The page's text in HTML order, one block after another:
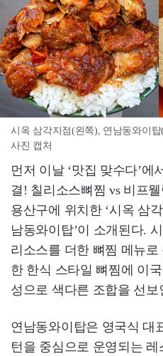
시옥 삼각지점(왼쪽), 연남동와이
사진 캡처
먼저 이날 ‘맛집 맞수다’에
결! 칠리소스뼈찜 vs 비프
용산구에 위치한 ‘시옥 삼
남동와이탑’이 소개된다.
리소스를 더한 뼈찜 메뉴
한 한식 스타일 뼈찜에 이
성으로 색다른 조합을 선보
연남동와이탑은 영국식 대
턴을 중심으로 운영되는